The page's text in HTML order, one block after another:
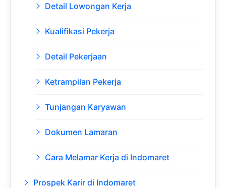
Detail Lowongan Kerja
Kualifikasi Pekerja
Detail Pekerjaan
Ketrampilan Pekerja
Tunjangan Karyawan
Dokumen Lamaran
Cara Melamar Kerja di Indomaret
Prospek Karir di Indomaret